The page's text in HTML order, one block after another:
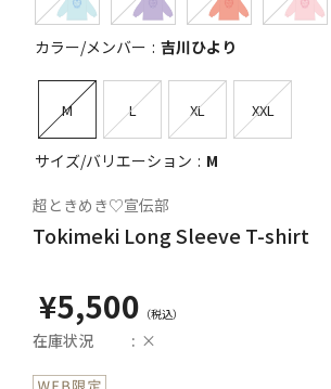
カラー/メンバー 吉川ひより
M L XL XXL
サイズ/バリエーション M
超ときめき♡宣伝部
Tokimeki Long Sleeve T-shirt
¥5,500
在庫状況 ×